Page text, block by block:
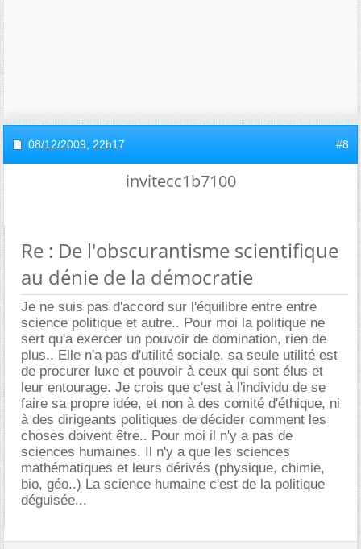
08/12/2009, 22h17 #8
invitecc1b7100
Re : De l'obscurantisme scientifique
au dénie de la démocratie
Je ne suis pas d'accord sur l'équilibre entre entre
science politique et autre.. Pour moi la politique ne
sert qu'a exercer un pouvoir de domination, rien de
plus.. Elle n'a pas d'utilité sociale, sa seule utilité est
de procurer luxe et pouvoir à ceux qui sont élus et
leur entourage. Je crois que c'est à l'individu de se
faire sa propre idée, et non à des comité d'éthique, ni
à des dirigeants politiques de décider comment les
choses doivent être.. Pour moi il n'y a pas de
sciences humaines. Il n'y a que les sciences
mathématiques et leurs dérivés (physique, chimie,
bio, géo..) La science humaine c'est de la politique
déguisée...